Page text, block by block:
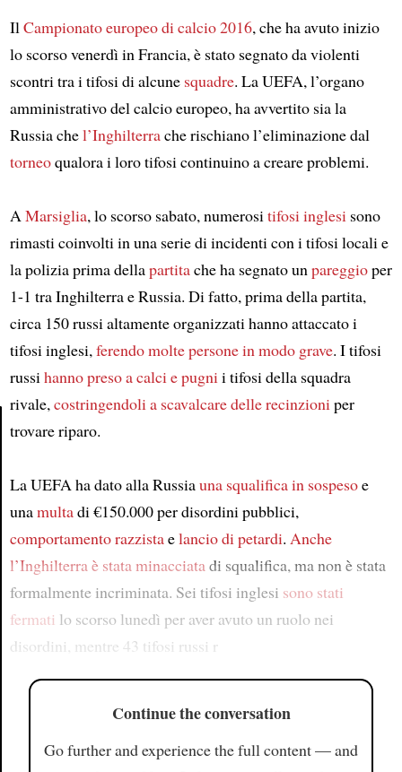
IlCampionato europeo di calcio 2016, che ha avuto inizio
lo scorso venerdì in Francia, è stato segnato da violenti
scontri tra i tifosi di alcune squadre. La UEFA, l’organo
amministrativo del calcio europeo, ha avvertito sia la
Russia chel’Inghilterrache rischiano l’eliminazione dal
torneoqualora i loro tifosi continuino a creare problemi.
AMarsiglia, lo scorso sabato, numerositifosi inglesisono
rimasti coinvolti in una serie di incidenti con i tifosi locali e
la polizia prima dellapartitache ha segnato unpareggioper
1-1 tra Inghilterra e Russia. Di fatto, prima della partita,
circa 150 russi altamente organizzati hanno attaccato i
tifosi inglesi,ferendo molte persone in modo grave. I tifosi
russihanno preso a calci e pugnii tifosi della squadra
rivale,costringendoli a scavalcare delle recinzioniper
trovare riparo.
La UEFA ha dato alla Russiauna squalifica in sospesoe
unamultadi €150.000 per disordini pubblici,
comportamento razzistaelancio di petardi. Anche
l’Inghilterra è stata minacciatadi squalifica, ma non è stata
formalmente incriminata. Sei tifosi inglesi sono stati
fermati lo scorso lunedì per aver avuto un ruolo nei
disordini, mentre 43 tifosi russi r
Continue the conversation
Go further and experience the full content — and